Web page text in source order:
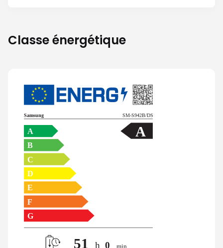
Classe énergétique